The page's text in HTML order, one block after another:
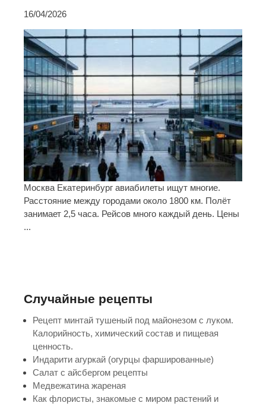
16/04/2026
Москва Екатеринбург авиабилеты ищут многие.
Расстояние между городами около 1800 км. Полёт
занимает 2,5 часа. Рейсов много каждый день. Цены
...
Случайные рецепты
Рецепт минтай тушеный под майонезом с луком.
Калорийность, химический состав и пищевая
ценность.
Индарити агуркай (огурцы фаршированные)
Салат с айсбергом рецепты
Медвежатина жареная
Как флористы, знакомые с миром растений и